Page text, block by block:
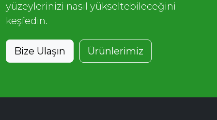
yüzeylerinizi nasıl yükseltebileceğini
keşfedin.
Bize Ulaşın Ürünlerimiz